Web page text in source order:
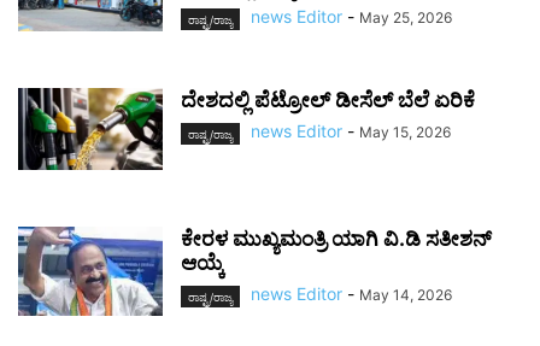
ರಾಷ್ಟ್ರ/ರಾಜ್ಯ news Editor - May 25, 2026
ದೇಶದಲ್ಲಿ ಪೆಟ್ರೋಲ್ ಡೀಸೆಲ್ ಬೆಲೆ ಏರಿಕೆ
ರಾಷ್ಟ್ರ/ರಾಜ್ಯ news Editor - May 15, 2026
ಕೇರಳ ಮುಖ್ಯಮಂತ್ರಿ ಯಾಗಿ ವಿ.ಡಿ ಸತೀಶನ್
ಆಯ್ಕೆ
ರಾಷ್ಟ್ರ/ರಾಜ್ಯ news Editor - May 14, 2026